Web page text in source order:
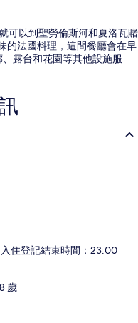
可以到聖勞倫斯河和夏洛瓦賭
的法國料理，這間餐廳會在早
露台和花園等其他設施服
住登記結束時間：23:00
歲